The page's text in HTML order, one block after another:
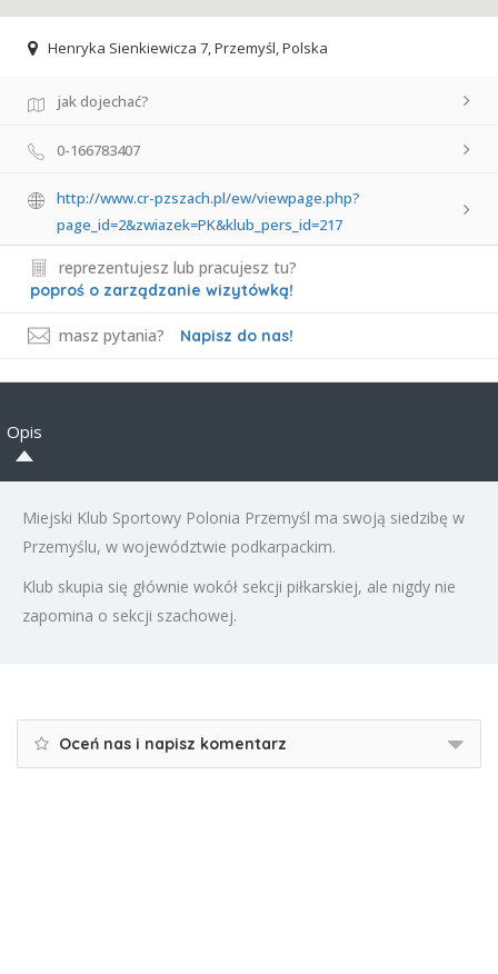
Henryka Sienkiewicza 7, Przemyśl, Polska
jak dojechać?
0-166783407
http://www.cr-pzszach.pl/ew/viewpage.php?
page_id=2&zwiazek=PK&klub_pers_id=217
reprezentujesz lub pracujesz tu?
poproś o zarządzanie wizytówką!
masz pytania? Napisz do nas!
Opis
Miejski Klub Sportowy Polonia Przemyśl ma swoją siedzibę w
Przemyślu, w województwie podkarpackim.
Klub skupia się głównie wokół sekcji piłkarskiej, ale nigdy nie
zapomina o sekcji szachowej.
Oceń nas i napisz komentarz